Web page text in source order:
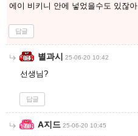
에이 비키니 안에 넣었을수도 있잖아
답글
별과시 25-06-20 10:42
선생님?
답글
A지드 25-06-20 10:45